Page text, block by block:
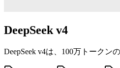
DeepSeek v4
DeepSeek v4は、100万トークン